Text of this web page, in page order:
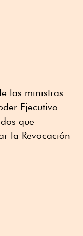
las ministras
Ejecutivo
que
la Revocación